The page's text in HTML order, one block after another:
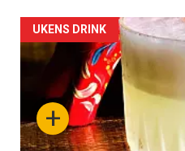
+
UKENS DRINK